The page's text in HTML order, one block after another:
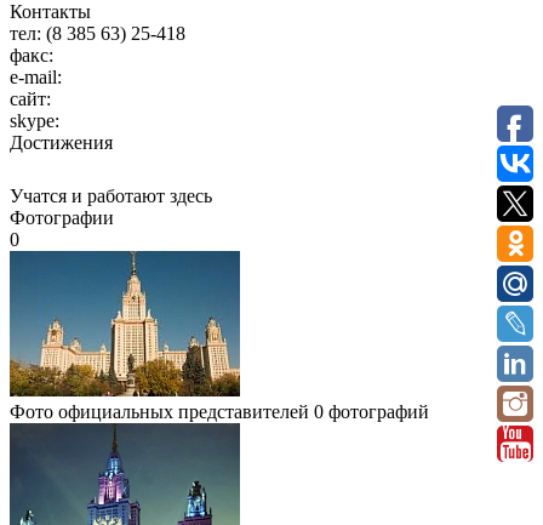
Контакты
тел: (8 385 63) 25-418
факс:
e-mail:
сайт:
skype:
Достижения
Учатся и работают здесь
Фотографии
0
Фото официальных представителей 0 фотографий